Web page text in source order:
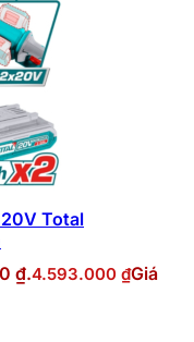
Total
₫.4.593.000 ₫Giá